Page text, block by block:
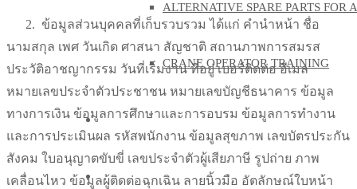
ALTERNATIVE SPARE PARTS FOR
CRANE OPERATOR TRAINING
KNOWLEDGE
CONTACT US
2. ข้อมูลส่วนบุคคลที่เก็บรวบรวม ได้แก่ คำนำหน้า ชื่อ
นามสกุล เพศ วันเกิด ศาสนา สัญชาติ สถานภาพการสมรส
ประวัติอาชญากรรม วันที่เริ่มงาน ที่อยู่ เบอร์ติดต่อ อีเมล
หมายเลขประจำตัวประชาชน หมายเลขบัญชีธนาคาร ข้อมูล
ทางการเงิน ข้อมูลการศึกษาและการอบรม ข้อมูลการทำงาน
และการประเมินผล รหัสพนักงาน ข้อมูลสุขภาพ เลขบัตรประกัน
สังคม ใบอนุญาตขับขี่ เลขประจำตัวผู้เสียภาษี รูปถ่าย ภาพ
เคลื่อนไหว ข้อมูลผู้ติดต่อฉุกเฉิน ลายนิ้วมือ อัตลักษณ์ใบหน้า